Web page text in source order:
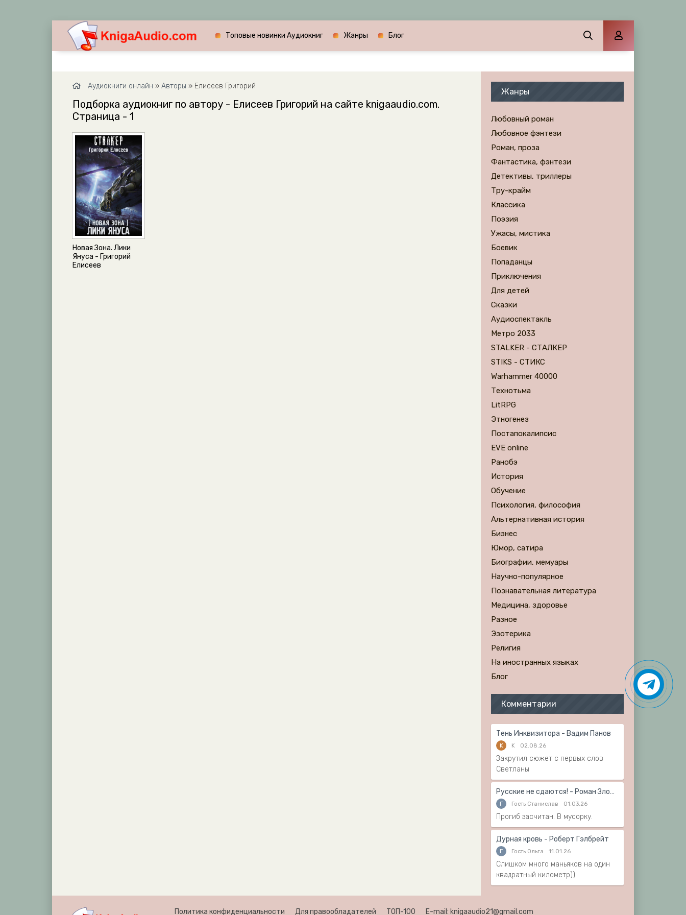
Топовые новинки Аудиокниг Жанры Блог
Аудиокниги онлайн » Авторы » Елисеев Григорий
Подборка аудиокниг по автору - Елисеев Григорий на сайте knigaaudio.com.
Страница - 1
Новая Зона. Лики
Януса - Григорий
Елисеев
Жанры
Любовный роман
Любовное фэнтези
Роман, проза
Фантастика, фэнтези
Детективы, триллеры
Тру-крайм
Классика
Поэзия
Ужасы, мистика
Боевик
Попаданцы
Приключения
Для детей
Сказки
Аудиоспектакль
Метро 2033
STALKER - СТАЛКЕР
STIKS - СТИКС
Warhammer 40000
Технотьма
LitRPG
Этногенез
Постапокалипсис
EVE online
Ранобэ
История
Обучение
Психология, философия
Альтернативная история
Бизнес
Юмор, сатира
Биографии, мемуары
Научно-популярное
Познавательная литература
Медицина, здоровье
Разное
Эзотерика
Религия
На иностранных языках
Блог
Комментарии
Тень Инквизитора - Вадим Панов
K K 02.08.26
Закрутил сюжет с первых слов
Светланы
Русские не сдаются! - Роман Злотников
Г Гость Станислав 01.03.26
Прогиб засчитан. В мусорку.
Дурная кровь - Роберт Гэлбрейт
Г Гость Ольга 11.01.26
Слишком много маньяков на один
квадратный километр))
Политика конфиденциальности Для правообладателей ТОП-100 E-mail: knigaaudio21@gmail.com